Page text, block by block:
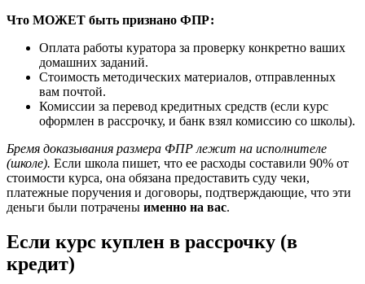
Что МОЖЕТ быть признано ФПР:
Оплата работы куратора за проверку конкретно ваших
домашних заданий.
Стоимость методических материалов, отправленных
вам почтой.
Комиссии за перевод кредитных средств (если курс
оформлен в рассрочку, и банк взял комиссию со школы).
Бремя доказывания размера ФПР лежит на исполнителе
(школе). Если школа пишет, что ее расходы составили 90% от
стоимости курса, она обязана предоставить суду чеки,
платежные поручения и договоры, подтверждающие, что эти
деньги были потрачены именно на вас.
Если курс куплен в рассрочку (в
кредит)